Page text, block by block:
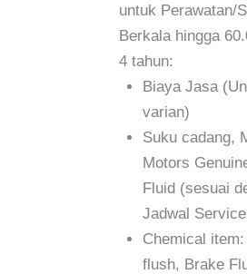
untuk Perawatan/
Berkala hingga
4 tahun:
Biaya Jasa
varian)
Suku cadang,
Motors
Fluid (sesuai
Jadwal
Chemical
flush, Brake